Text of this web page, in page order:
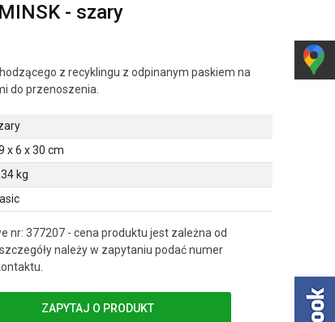
- szary
z recyklingu z odpinanym paskiem na
do przenoszenia.
x 6 x 30 cm
kg
nr: 377207 - cena produktu jest zależna od
należy w zapytaniu podać numer
ZAPYTAJ O PRODUKT